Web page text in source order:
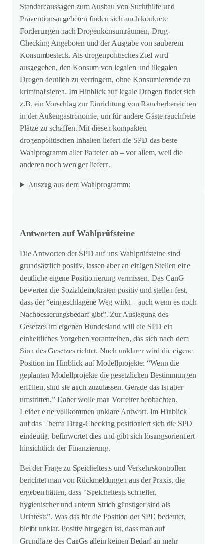
Standardaussagen zum Ausbau von Suchthilfe und
Präventionsangeboten finden sich auch konkrete
Forderungen nach Drogenkonsumräumen, Drug-
Checking Angeboten und der Ausgabe von sauberem
Konsumbesteck. Als drogenpolitisches Ziel wird
ausgegeben, den Konsum von legalen und illegalen
Drogen deutlich zu verringern, ohne Konsumierende zu
kriminalisieren. Im Hinblick auf legale Drogen findet sich
z.B. ein Vorschlag zur Einrichtung von Raucherbereichen
in der Außengastronomie, um für andere Gäste rauchfreie
Plätze zu schaffen. Mit diesen kompakten
drogenpolitischen Inhalten liefert die SPD das beste
Wahlprogramm aller Parteien ab – vor allem, weil die
anderen noch weniger liefern.
Auszug aus dem Wahlprogramm:
Antworten auf Wahlprüfsteine
Die Antworten der SPD auf uns Wahlprüfsteine sind
grundsätzlich positiv, lassen aber an einigen Stellen eine
deutliche eigene Positionierung vermissen. Das CanG
bewerten die Sozialdemokraten positiv und stellen fest,
dass der “eingeschlagene Weg wirkt – auch wenn es noch
Nachbesserungsbedarf gibt”. Zur Auslegung des
Gesetzes im eigenen Bundesland will die SPD ein
einheitliches Vorgehen vorantreiben, das sich nach dem
Sinn des Gesetzes richtet. Noch unklarer wird die eigene
Position im Hinblick auf Modellprojekte: “Wenn die
geplanten Modellprojekte die gesetzlichen Bestimmungen
erfüllen, sind sie auch zuzulassen. Gerade das ist aber
umstritten.” Daher wolle man Vorreiter beobachten.
Leider eine vollkommen unklare Antwort. Im Hinblick
auf das Thema Drug-Checking positioniert sich die SPD
eindeutig, befürwortet dies und gibt sich lösungsorientiert
hinsichtlich der Finanzierung.
Bei der Frage zu Speicheltests und Verkehrskontrollen
berichtet man von Rückmeldungen aus der Praxis, die
ergeben hätten, dass “Speicheltests schneller,
hygienischer und unterm Strich günstiger sind als
Urintests”. Was das für die Position der SPD bedeutet,
bleibt unklar. Positiv hingegen ist, dass man auf
Grundlage des CanGs allein keinen Bedarf an mehr